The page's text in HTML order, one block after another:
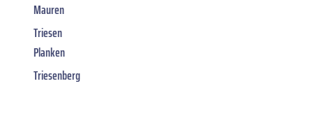
Mauren
Triesen
Planken
Triesenberg